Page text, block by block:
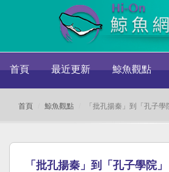
首頁 最近更新 鯨魚觀點
首頁 鯨魚觀點 「批孔揚秦」到「孔子學
「批孔揚秦」到「孔子學院」